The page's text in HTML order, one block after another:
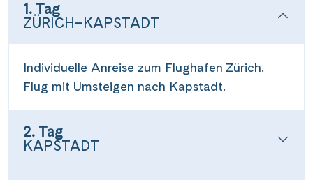
1. Tag
ZÜRICH–KAPSTADT
Individuelle Anreise zum Flughafen Zürich.
Flug mit Umsteigen nach Kapstadt.
2. Tag
KAPSTADT